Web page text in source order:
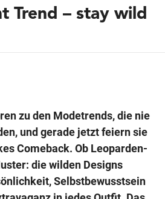
Wegbeschreibung
Trend – stay wild
zu den Modetrends, die nie
und gerade jetzt feiern sie
Comeback. Ob Leoparden-
die wilden Designs
Selbstbewusstsein